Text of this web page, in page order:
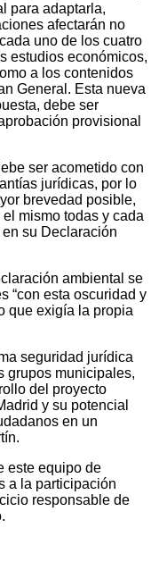
para adaptarla,
afectarán no
uno de los cuatro
estudios económicos,
a los contenidos
General. Esta nueva
debe ser
provisional
ser acometido con
jurídicas, por lo
brevedad posible,
mismo todas y cada
su Declaración
ambiental se
“con esta oscuridad y
que exigía la propia
seguridad jurídica
grupos municipales,
del proyecto
y su potencial
en un
este equipo de
a la participación
responsable de